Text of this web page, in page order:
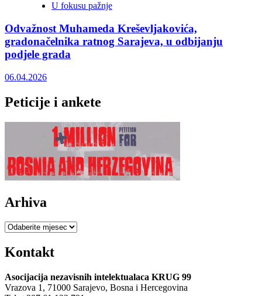
U fokusu pažnje
Odvažnost Muhameda Kreševljakovića,
gradonačelnika ratnog Sarajeva, u odbijanju
podjele grada
06.04.2026
Peticije i ankete
Arhiva
Arhiva
Kontakt
Asocijacija nezavisnih intelektualaca KRUG 99
Vrazova 1, 71000 Sarajevo, Bosna i Hercegovina